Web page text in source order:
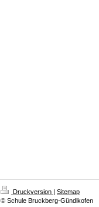
Druckversion | Sitemap
© Schule Bruckberg-Gündlkofen